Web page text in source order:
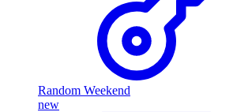
Random Weekend
new